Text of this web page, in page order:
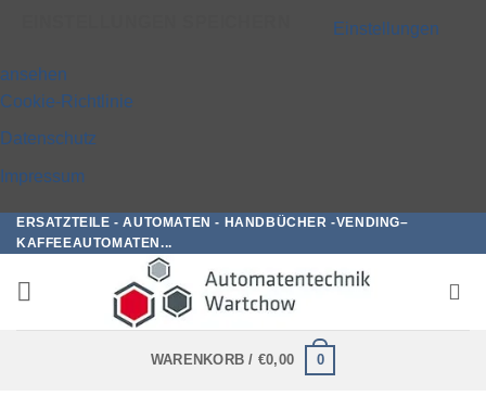
Einstellungen
ansehen
Cookie-Richtlinie
Datenschutz
Impressum
Zum
Inhalt
springen
ERSATZTEILE - AUTOMATEN - HANDBÜCHER -VENDING–
KAFFEEAUTOMATEN...
WARENKORB / €0,00 0